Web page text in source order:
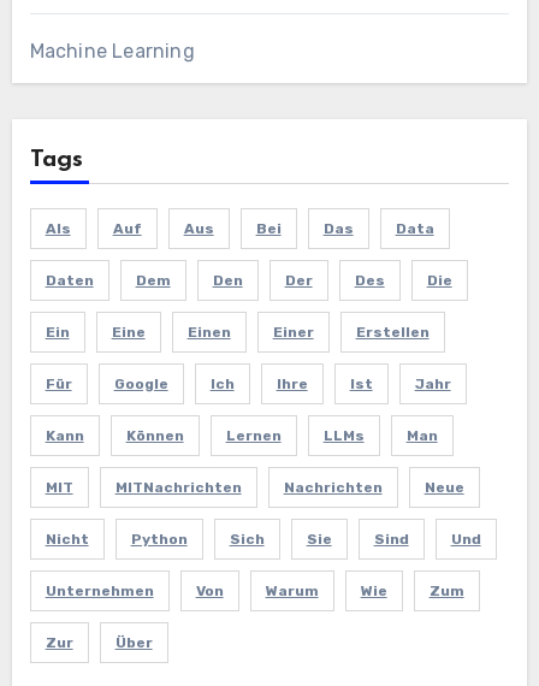
Machine Learning
Tags
Als Auf Aus Bei Das Data
Daten Dem Den Der Des Die
Ein Eine Einen Einer Erstellen
Für Google Ich Ihre Ist Jahr
Kann Können Lernen LLMs Man
MIT MITNachrichten Nachrichten Neue
Nicht Python Sich Sie Sind Und
Unternehmen Von Warum Wie Zum
Zur Über